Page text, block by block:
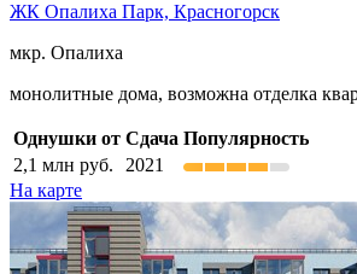
ЖК Опалиха Парк, Красногорск
мкр. Опалиха
монолитные дома, возможна отделка
Однушки от Сдача Популярность
2,1 млн руб.
2021
На карте